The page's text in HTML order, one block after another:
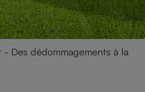
Des dédommagements à la